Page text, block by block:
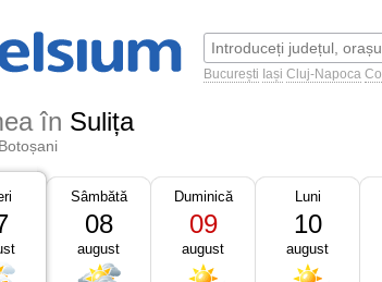
București Iași Cluj-Napoca
în Sulița
Sâmbătă
08
august
Duminică
09
august
Luni
10
august